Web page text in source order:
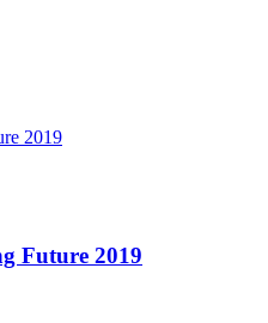
Future 2019